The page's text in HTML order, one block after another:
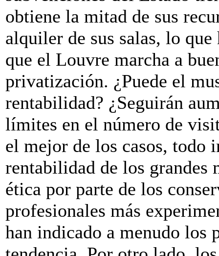
obtiene la mitad de sus
alquiler de sus salas, lo
que el Louvre marcha a
privatización. ¿Puede el
rentabilidad? ¿Seguirán
límites en el número de
el mejor de los casos, todo
rentabilidad de los grandes
ética por parte de los
profesionales más
han indicado a menudo los